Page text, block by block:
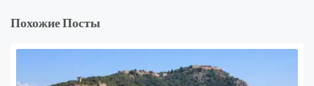
Похожие Посты